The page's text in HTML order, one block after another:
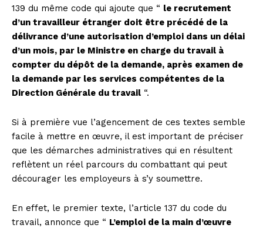
139 du même code qui ajoute que “ le recrutement
d’un travailleur étranger doit être précédé de la
délivrance d’une autorisation d’emploi dans un délai
d’un mois, par le Ministre en charge du travail à
compter du dépôt de la demande, après examen de
la demande par les services compétentes de la
Direction Générale du travail “.
Si à première vue l’agencement de ces textes semble
facile à mettre en œuvre, il est important de préciser
que les démarches administratives qui en résultent
reflètent un réel parcours du combattant qui peut
décourager les employeurs à s’y soumettre.
En effet, le premier texte, l’article 137 du code du
travail, annonce que “ L’emploi de la main d’œuvre